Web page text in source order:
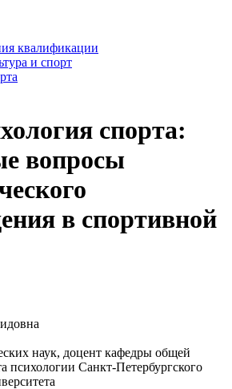
квалификации
и спорт
спорта:
вопросы
в спортивной
наук, доцент кафедры общей
психологии Санкт-Петербургского